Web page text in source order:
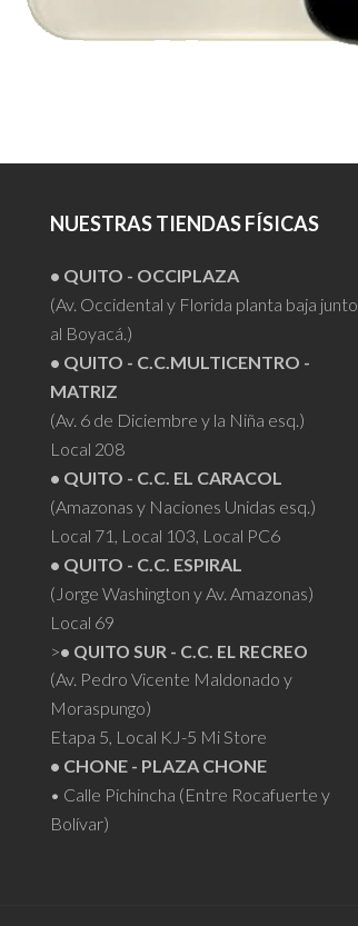
NUESTRAS TIENDAS FÍSICAS
• QUITO - OCCIPLAZA
(Av. Occidental y Florida planta baja junto
al Boyacá.)
• QUITO - C.C.MULTICENTRO -
MATRIZ
(Av. 6 de Diciembre y la Niña esq.)
Local 208
• QUITO - C.C. EL CARACOL
(Amazonas y Naciones Unidas esq.)
Local 71, Local 103, Local PC6
• QUITO - C.C. ESPIRAL
(Jorge Washington y Av. Amazonas)
Local 69
>• QUITO SUR - C.C. EL RECREO
(Av. Pedro Vicente Maldonado y
Moraspungo)
Etapa 5, Local KJ-5 Mi Store
• CHONE - PLAZA CHONE
• Calle Pichincha (Entre Rocafuerte y
Bolívar)